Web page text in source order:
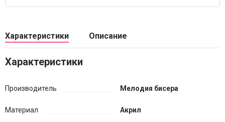
Характеристики Описание
Характеристики
Производитель Мелодия бисера
Материал Акрил